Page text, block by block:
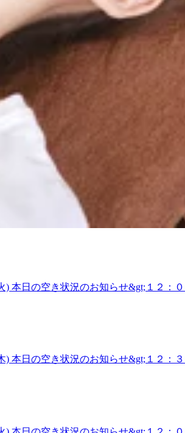
) 本日の空き状況のお知らせ&gt;１３
した。永らくRe.Ra.Ku戸越銀座店をご
さんのお客様には感謝を一人一人お伝
動いたしました。近隣店舗（大井町
を引き続きよろしくお願い致します。
&amp;肩甲骨ストレッチ』Re.Ra.Ku(
典がつきます!【住所】東京都品川区
街の中にございます。
) 本日の空き状況のお知らせ&gt;１２
座商店街は雨が降ったり…止んだり…今
でも、すっかり寒くなり、爽快は寒い
ドスパと同価格です是非おススメです
&amp;肩甲骨ストレッチ』Re.Ra.Ku(
典がつきます!【住所】東京都品川区
街の中にございます。
) 本日の空き状況のお知らせ&gt;１６
10月1日から休業いたします。営業再
。 季節の移り変わりを楽しみつつお
残り6日ですので、ご興味のある方
身ボディケア&amp;肩甲骨ストレッ
戸越銀座商店街の中にございます。
本日の空き状況のお知らせ&gt;１２
眠りました。秋風が本当に気持ちよ
でメンテナンスしてから１週間を迎
事モードに切り替えづらい方！仕事
場で次回のご予約をしていただいた
田駅・大崎駅からも通いやすい戸越
本日の空き状況のお知らせ&gt;１２
では現在29℃と蒸し暑いのですが、
くりお過ごしください。けれどすぐに
トレッチともみほぐしのウィングス